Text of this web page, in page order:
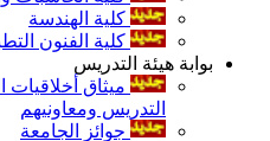
كلية الهندسة
كلية الفنون
بوابة هيئة التدريس
ميثاق أخلاقيات
التدريس ومعاونيهم
جوائز الجامعة